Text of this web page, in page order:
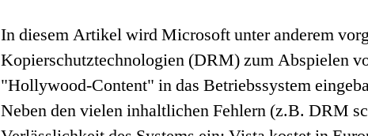
In diesem Artikel wird Microsoft unter anderem
Kopierschutztechnologien (DRM) zum Abspielen
"Hollywood-Content" in das Betriebssystem
Neben den vielen inhaltlichen Fehlern (z.B. DRM